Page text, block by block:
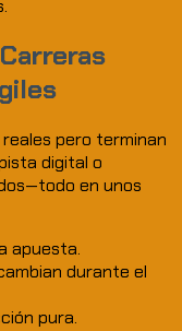
pero terminan
digital o
en unos
apuesta.
durante el
pura.